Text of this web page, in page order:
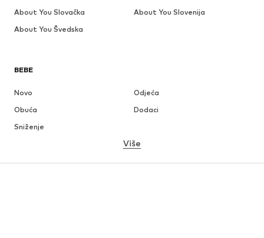
BEBE
Novo
Odjeća
Obuća
Dodaci
Sniženje
Više
About You Slovačka
About You Slovenija
About You Švedska